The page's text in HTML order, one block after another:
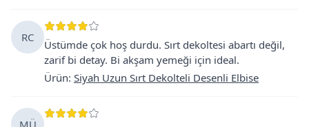
RC
Üstümde çok hoş durdu. Sırt dekoltesi abartı değil,
zarif bi detay. Bi akşam yemeği için ideal.
Ürün: Siyah Uzun Sırt Dekolteli Desenli Elbise
MÜ